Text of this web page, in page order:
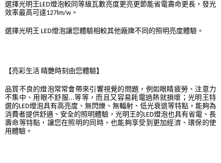
選擇光明王LED燈泡較同等級瓦數亮度更亮更節能省電壽命更長，發光
效率最高可達127lm/w。
選擇光明王 LED燈泡讓您體驗相較其他廠牌不同的照明亮度體驗。
【亮彩生活 睛艷時刻由您體驗】
品質不良的燈泡常常會帶來引響視覺的問題，例如眼睛疲勞、注意力
不集中、用眼不舒服...等等，而且又容易耗電過熱就損壞；光明王特
選的LED燈泡具有高亮度、無閃爍、無輻射、低光衰退等特點，能夠為
消費者提供舒適、安全的照明體驗，光明王的LED燈泡也具有省電、長
壽命等特點，讓您在照明的同時，也能夠享受到更加經濟、環保的使
用體驗。